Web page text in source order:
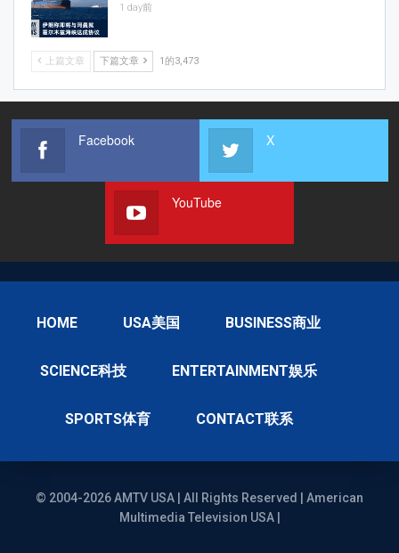
1 day前
上篇文章 下篇文章 1的3,473
Facebook X
YouTube
HOME USA美国 BUSINESS商业
SCIENCE科技 ENTERTAINMENT娱乐
SPORTS体育 CONTACT联系
© 2004-2026 AMTV USA | All Rights Reserved | American
Multimedia Television USA |